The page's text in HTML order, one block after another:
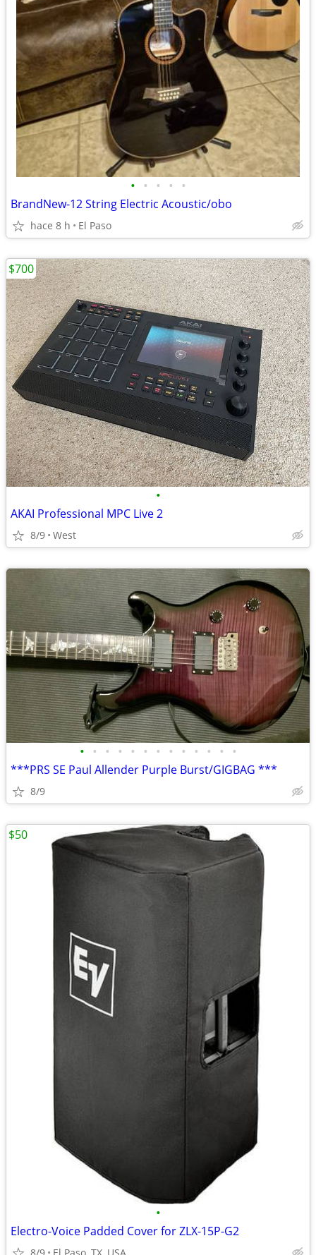
• • • • •
BrandNew-12 String Electric Acoustic/obo
hace 8 h El Paso
•
AKAI Professional MPC Live 2
8/9 West
$700
• • • • • • • • • • • • •
***PRS SE Paul Allender Purple Burst/GIGBAG ***
8/9
•
Electro-Voice Padded Cover for ZLX-15P-G2
$50